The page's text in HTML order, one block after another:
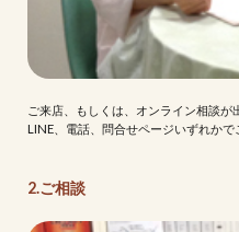
ご来店、もしくは、オンライン相談が
LINE、電話、問合せページいずれかで
2.ご相談